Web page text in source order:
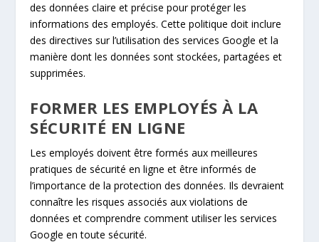
des données claire et précise pour protéger les
informations des employés. Cette politique doit inclure
des directives sur l’utilisation des services Google et la
manière dont les données sont stockées, partagées et
supprimées.
FORMER LES EMPLOYÉS À LA
SÉCURITÉ EN LIGNE
Les employés doivent être formés aux meilleures
pratiques de sécurité en ligne et être informés de
l’importance de la protection des données. Ils devraient
connaître les risques associés aux violations de
données et comprendre comment utiliser les services
Google en toute sécurité.